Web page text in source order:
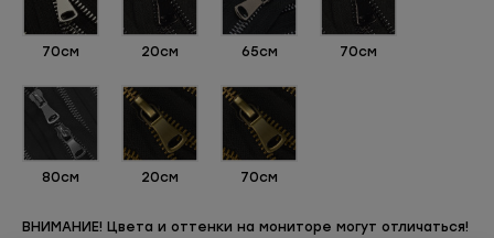
70см 20см 65см 70см
80см 20см 70см
ВНИМАНИЕ! Цвета и оттенки на мониторе могут отличаться!